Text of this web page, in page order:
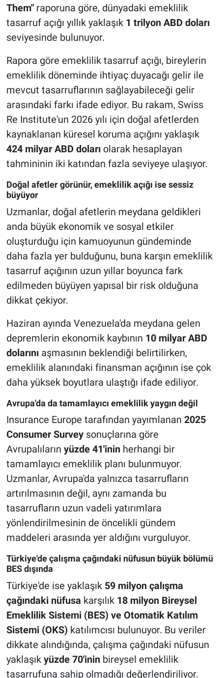
Them"raporuna göre, dünyadaki emeklilik
tasarruf açığı yıllık yaklaşık 1 trilyon ABD doları
seviyesinde bulunuyor.
Rapora göre emeklilik tasarruf açığı, bireylerin
emeklilik döneminde ihtiyaç duyacağı gelir ile
mevcut tasarruflarının sağlayabileceği gelir
arasındaki farkı ifade ediyor. Bu rakam, Swiss
Re Institute'un 2026 yılı için doğal afetlerden
kaynaklanan küresel koruma açığını yaklaşık
424 milyar ABD dolarıolarak hesaplayan
tahmininin iki katından fazla seviyeye ulaşıyor.
Doğal afetler görünür, emeklilik açığı ise sessiz
büyüyor
Uzmanlar, doğal afetlerin meydana geldikleri
anda büyük ekonomik ve sosyal etkiler
oluşturduğu için kamuoyunun gündeminde
daha fazla yer bulduğunu, buna karşın emeklilik
tasarruf açığının uzun yıllar boyunca fark
edilmeden büyüyen yapısal bir risk olduğuna
dikkat çekiyor.
Haziran ayında Venezuela'da meydana gelen
depremlerin ekonomik kaybının 10 milyar ABD
dolarınıaşmasının beklendiği belirtilirken,
emeklilik alanındaki finansman açığının ise çok
daha yüksek boyutlara ulaştığı ifade ediliyor.
Avrupa'da da tamamlayıcı emeklilik yaygın değil
Insurance Europe tarafından yayımlanan 2025
Consumer Surveysonuçlarına göre
Avrupalıların yüzde 41'ininherhangi bir
tamamlayıcı emeklilik planı bulunmuyor.
Uzmanlar, Avrupa'da yalnızca tasarrufların
artırılmasının değil, aynı zamanda bu
tasarrufların uzun vadeli yatırımlara
yönlendirilmesinin de öncelikli gündem
maddeleri arasında yer aldığını vurguluyor.
Türkiye'de çalışma çağındaki nüfusun büyük bölümü
BES dışında
Türkiye'de ise yaklaşık 59 milyon çalışma
çağındaki nüfusa karşılık 18 milyon Bireysel
Emeklilik Sistemi (BES) ve Otomatik Katılım
Sistemi (OKS) katılımcısı bulunuyor. Bu veriler
dikkate alındığında, çalışma çağındaki nüfusun
yaklaşık yüzde 70'ininbireysel emeklilik
tasarrufuna sahip olmadığı değerlendiriliyor.